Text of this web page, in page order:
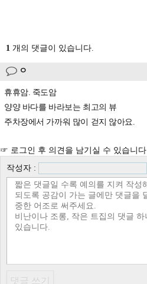
1 개의 댓글이 있습니다.
ㅇ
휴휴암. 죽도암
양양 바다를 바라보는 최고의 뷰
주차장에서 가까워 많이 걷지 않아요.
☞ 로그인 후 의견을 남기실 수 있습니다
작성자 :